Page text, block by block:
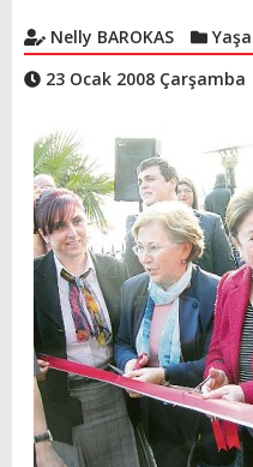
Nelly BAROKAS
23 Ocak 2008 Çarşamba